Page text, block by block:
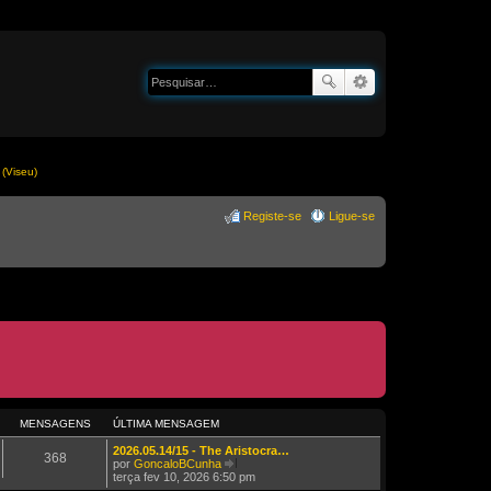
Ligue-se
Registe-se
MENSAGENS ÚLTIMA MENSAGEM
368
2026.05.14/15 - The Aristocra…
por GoncaloBCunha
V
e
terça fev 10, 2026 6:50 pm